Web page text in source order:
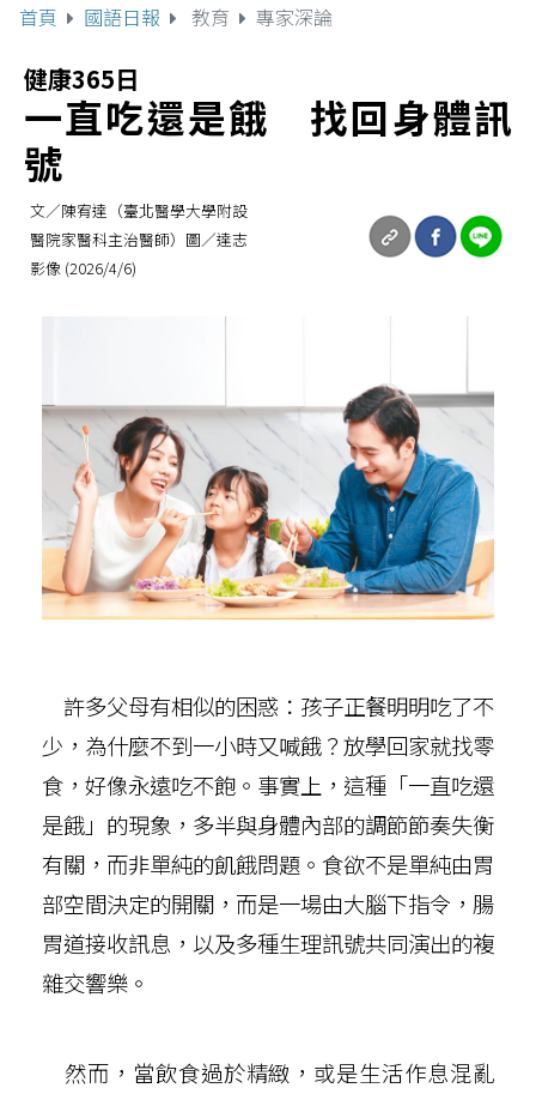
首頁 國語日報 教育 專家深論
健康365日
一直吃還是餓 找回身體訊
號
文／陳宥達（臺北醫學大學附設
醫院家醫科主治醫師）圖／達志
影像 (2026/4/6)
許多父母有相似的困惑：孩子正餐明明吃了不
少，為什麼不到一小時又喊餓？放學回家就找零
食，好像永遠吃不飽。事實上，這種「一直吃還
是餓」的現象，多半與身體內部的調節節奏失衡
有關，而非單純的飢餓問題。食欲不是單純由胃
部空間決定的開關，而是一場由大腦下指令，腸
胃道接收訊息，以及多種生理訊號共同演出的複
雜交響樂。
然而，當飲食過於精緻，或是生活作息混亂